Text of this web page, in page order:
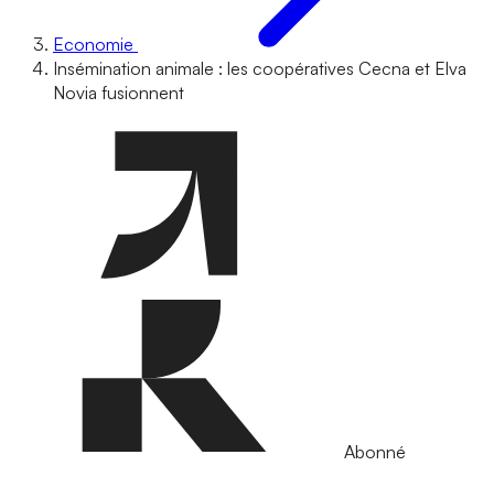
Economie
Insémination animale : les coopératives Cecna et Elva
Novia fusionnent
Abonné